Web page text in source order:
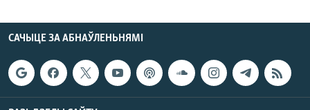
САЧЫЦЕ ЗА АБНАЎЛЕНЬНЯМІ